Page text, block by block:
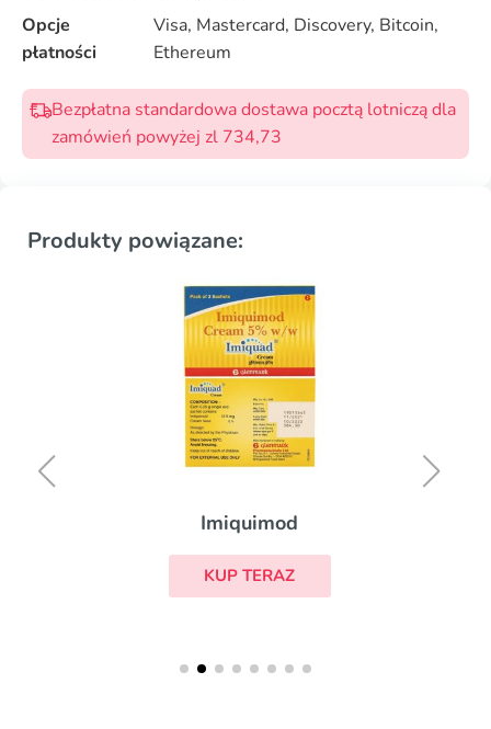
Opcje
płatności
Visa, Mastercard, Discovery, Bitcoin,
Ethereum
Bezpłatna standardowa dostawa pocztą lotniczą dla
zamówień powyżej zl 734,73
Produkty powiązane:
Imiquimod
KUP TERAZ